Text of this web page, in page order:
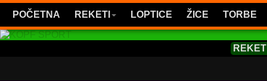
POČETNA REKETI LOPTICE ŽICE TORBE